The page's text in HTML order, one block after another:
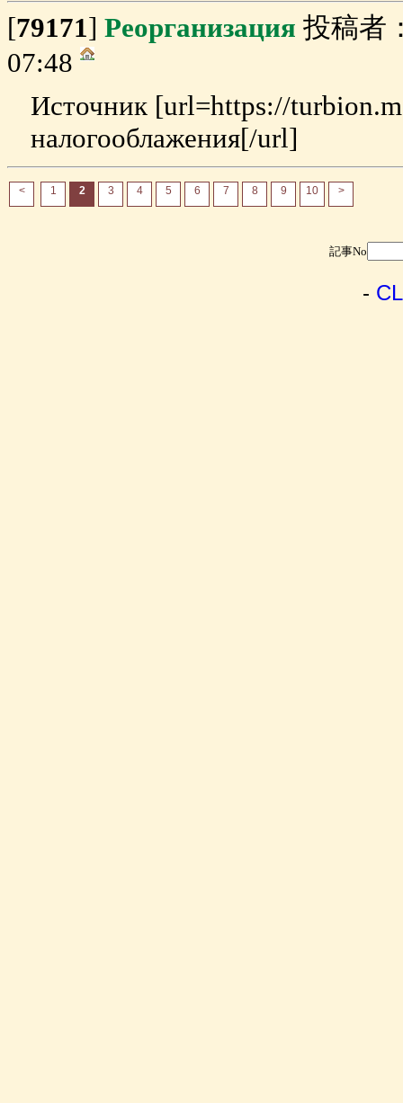
[79171] Реорганизация 投稿者
07:48
Источник [url=https://
налогооблажения[/url]
< 1 2 3 4 5 6 7 8 9 10 >
記事No
-